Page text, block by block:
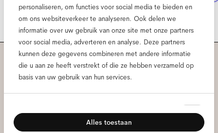
personaliseren, om functies voor social media te bieden en
om ons websiteverkeer te analyseren. Ook delen we
informatie over uw gebruik van onze site met onze partners
voor social media, adverteren en analyse. Deze partners
kunnen deze gegevens combineren met andere informatie
die u aan ze heeft verstrekt of die ze hebben verzameld op
basis van uw gebruik van hun services.
Noodzakelijk
Voorkeuren
Alles toestaan
Meld je aan voor onze
nieuwsbrief voor de laatste
Ace & Tate updates.